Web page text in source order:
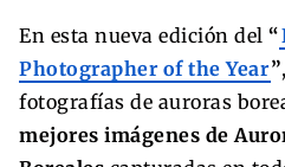
En esta nueva edición del “
Photographer of the Year”
fotografías de auroras
mejores imágenes de